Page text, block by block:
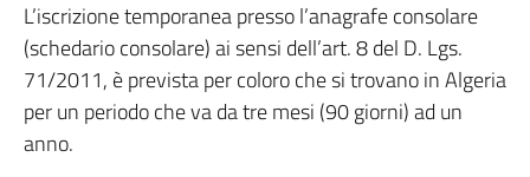
L’iscrizione temporanea presso l’anagrafe consolare
(schedario consolare) ai sensi dell’art. 8 del D. Lgs.
71/2011, è prevista per coloro che si trovano in Algeria
per un periodo che va da tre mesi (90 giorni) ad un
anno.